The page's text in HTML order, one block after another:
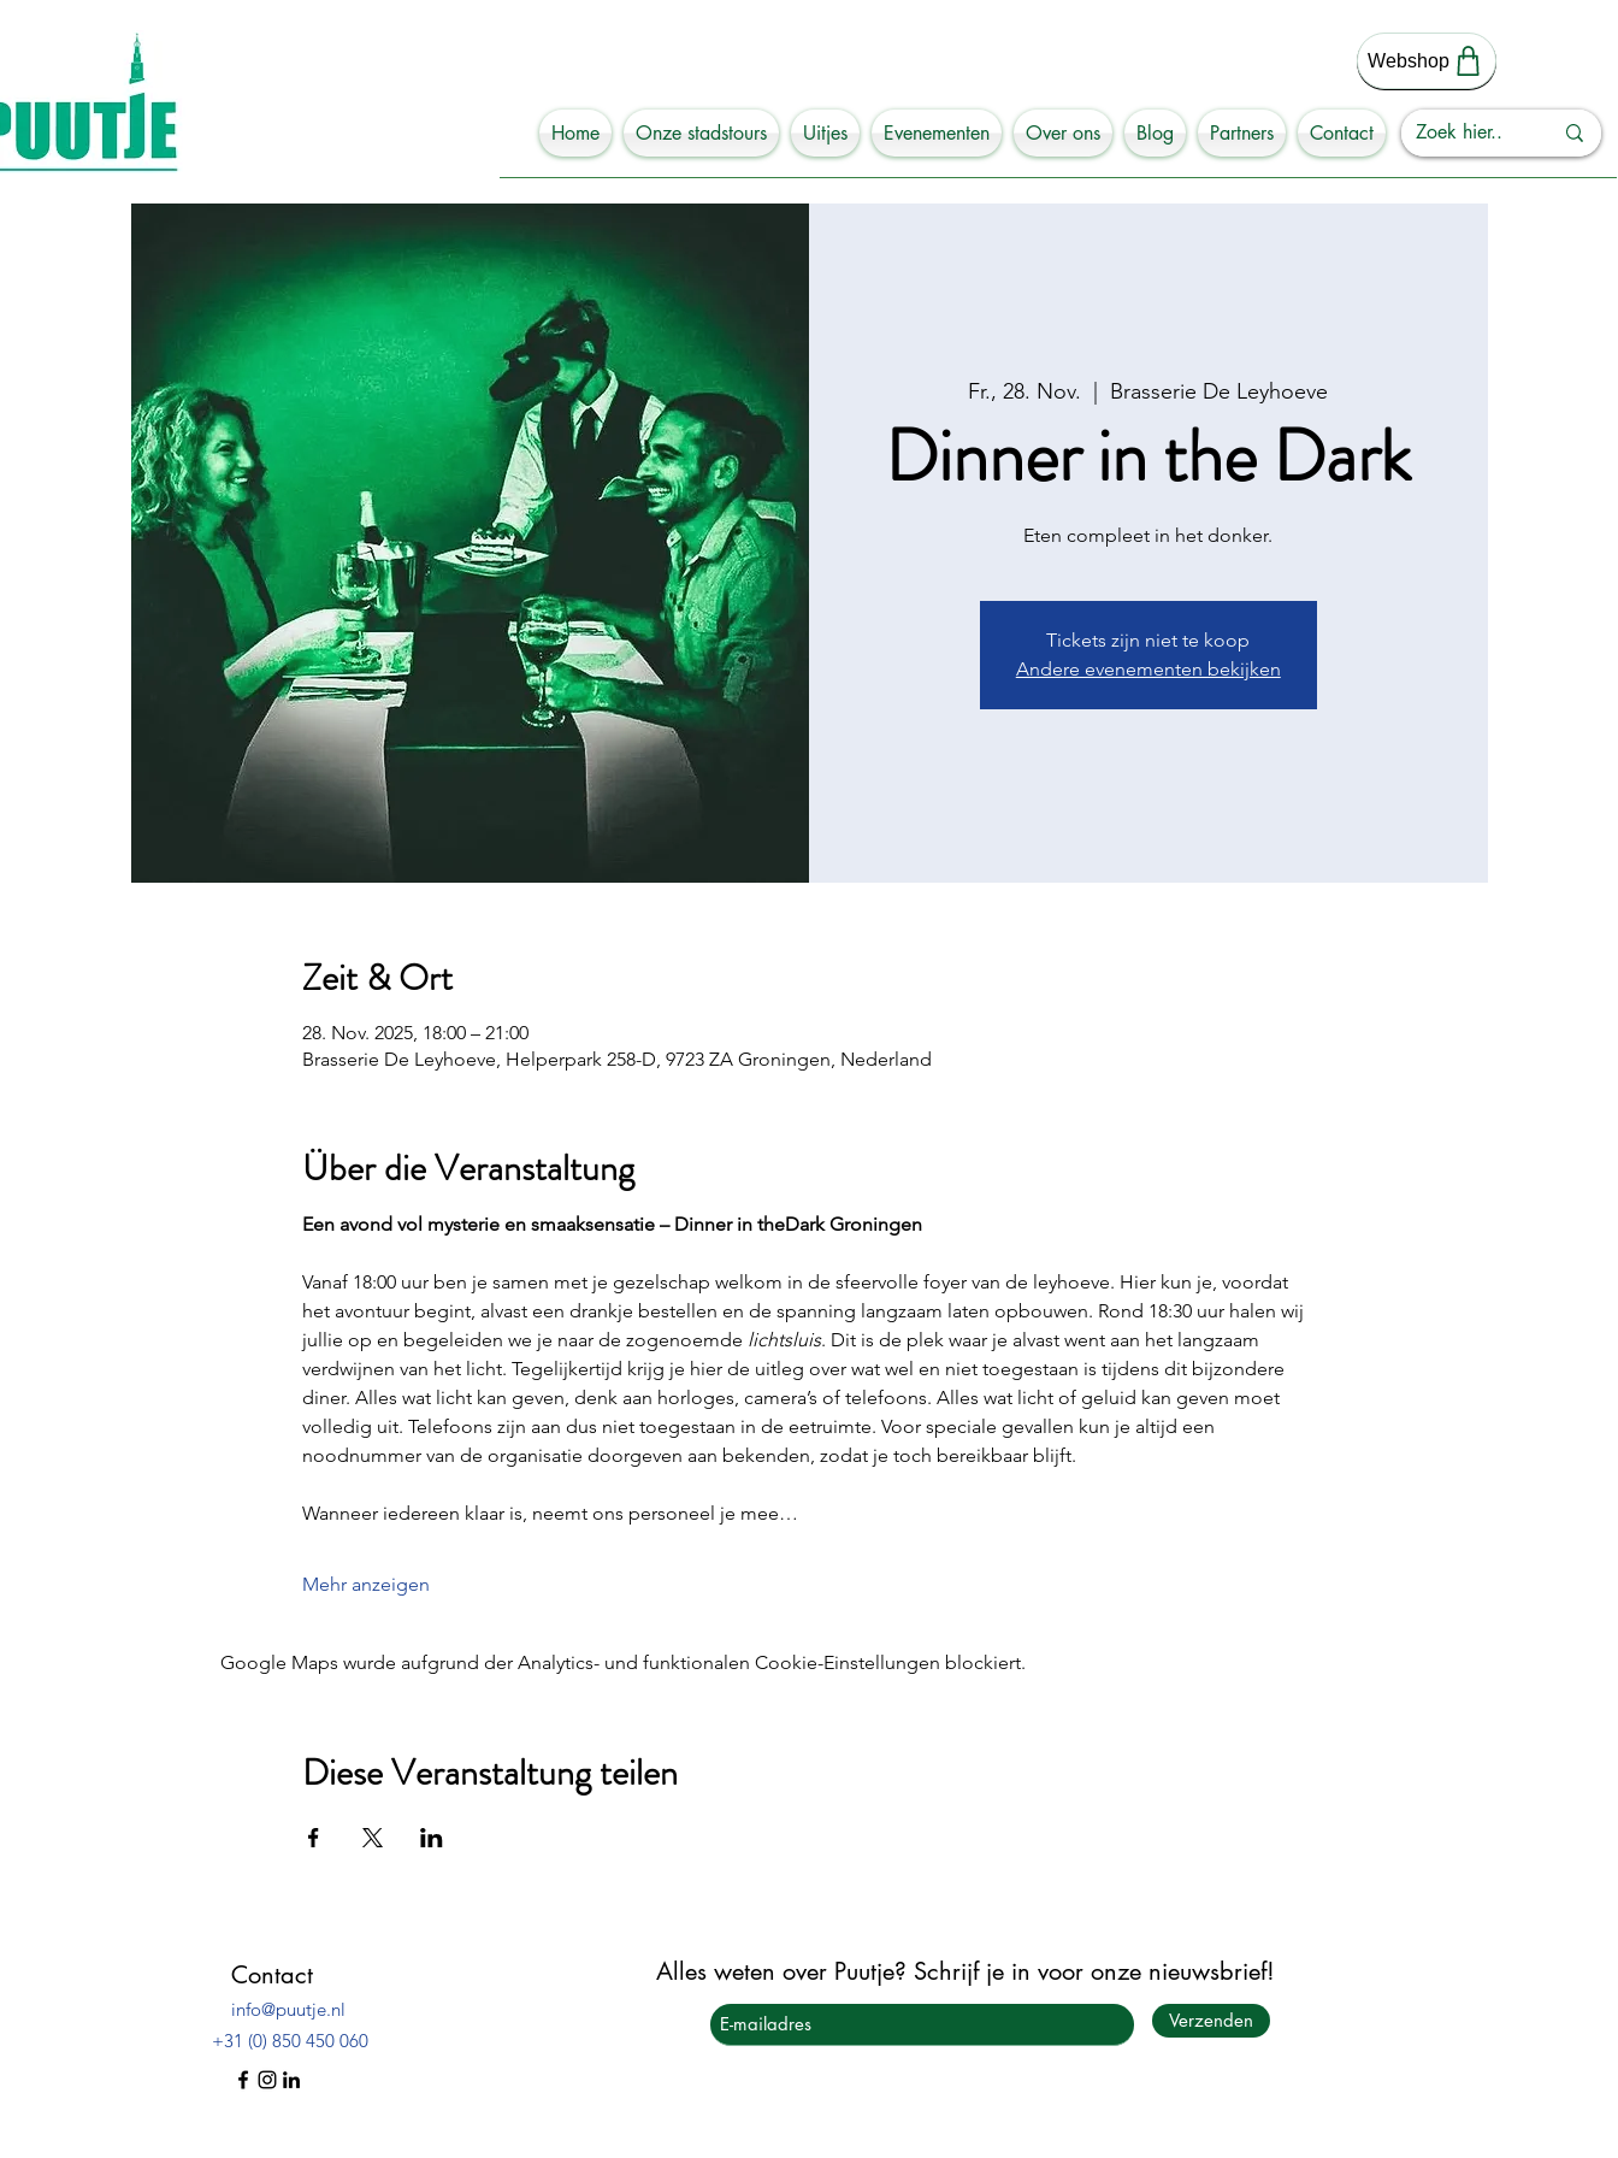
Webshop
Home Onze stadstours Uitjes Evenementen Over ons Blog Partners Contact
Fr., 28. Nov. Brasserie De Leyhoeve
Dinner in the Dark
Eten compleet in het donker.
Tickets zijn niet te koop
Andere evenementen bekijken
Zeit & Ort
28. Nov. 2025, 18:00 – 21:00
Brasserie De Leyhoeve, Helperpark 258-D, 9723 ZA Groningen, Nederland
Über die Veranstaltung
Een avond vol mysterie en smaaksensatie – Dinner in theDark Groningen
Vanaf 18:00 uur ben je samen met je gezelschap welkom in de sfeervolle foyer van de leyhoeve. Hier kun je, voordat
het avontuur begint, alvast een drankje bestellen en de spanning langzaam laten opbouwen. Rond 18:30 uur halen wij
jullie op en begeleiden we je naar de zogenoemde lichtsluis. Dit is de plek waar je alvast went aan het langzaam
verdwijnen van het licht. Tegelijkertijd krijg je hier de uitleg over wat wel en niet toegestaan is tijdens dit bijzondere
diner. Alles wat licht kan geven, denk aan horloges, camera’s of telefoons. Alles wat licht of geluid kan geven moet
volledig uit. Telefoons zijn aan dus niet toegestaan in de eetruimte. Voor speciale gevallen kun je altijd een
noodnummer van de organisatie doorgeven aan bekenden, zodat je toch bereikbaar blijft.
Wanneer iedereen klaar is, neemt ons personeel je mee…
Mehr anzeigen
Google Maps wurde aufgrund der Analytics- und funktionalen Cookie-Einstellungen blockiert.
Diese Veranstaltung teilen
Contact
info@puutje.nl
+31 (0) 850 450 060
Alles weten over Puutje? Schrijf je in voor onze nieuwsbrief!
Verzenden